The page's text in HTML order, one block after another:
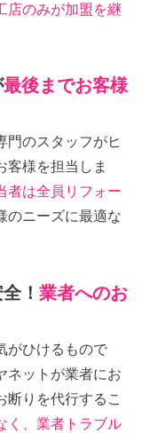
店のみが加盟を継
最後までお客様
門のスタッフがヒ
客様を担当しま
者は全員リフォー
のニーズに最適な
全！業者へのお
がひけるもので
ネットが業者にお
断りを代行するこ
く、業者トラブル